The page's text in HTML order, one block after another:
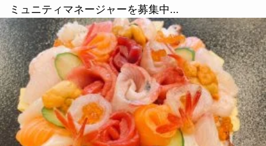
ミュニティマネージャーを募集中...